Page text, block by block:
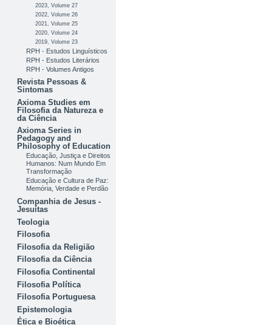
2023, Volume 27
2022, Volume 26
2021, Volume 25
2020, Volume 24
2019, Volume 23
RPH - Estudos Linguísticos
RPH - Estudos Literários
RPH - Volumes Antigos
Revista Pessoas &
Sintomas
Axioma Studies em
Filosofia da Natureza e
da Ciência
Axioma Series in
Pedagogy and
Philosophy of Education
Educação, Justiça e Direitos
Humanos: Num Mundo Em
Transformação
Educação e Cultura de Paz:
Memória, Verdade e Perdão
Companhia de Jesus -
Jesuítas
Teologia
Filosofia
Filosofia da Religião
Filosofia da Ciência
Filosofia Continental
Filosofia Política
Filosofia Portuguesa
Epistemologia
Ética e Bioética